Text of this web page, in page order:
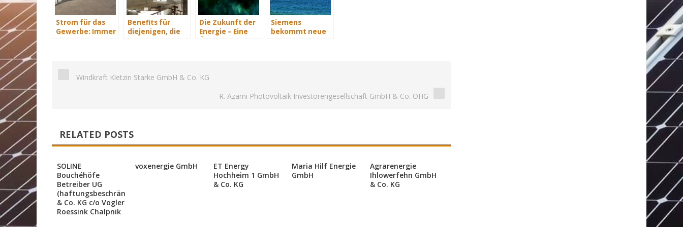
Strom für das
Gewerbe: Immer
Benefits für
diejenigen, die
Die Zukunft der
Energie – Eine
Siemens
bekommt neue
Windkraft Kletzin Starke GmbH & Co. KG
R. Azami Photovoltaik Investorengesellschaft GmbH & Co. OHG
RELATED POSTS
SOLINE
Bouchéhöfe
Betreiber UG
(haftungsbeschränkt)
& Co. KG c/o Vogler
Roessink Chalpnik
voxenergie GmbH
ET Energy
Hochheim 1 GmbH
& Co. KG
Maria Hilf Energie
GmbH
Agrarenergie
Ihlowerfehn GmbH
& Co. KG